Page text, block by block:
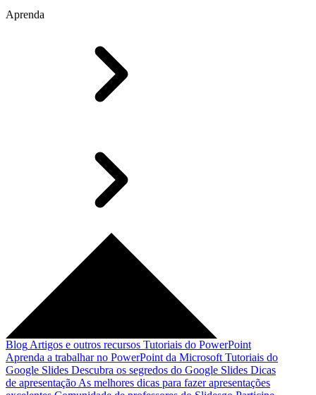
Aprenda
Blog Artigos e outros recursos Tutoriais do PowerPoint
Aprenda a trabalhar no PowerPoint da Microsoft Tutoriais do
Google Slides Descubra os segredos do Google Slides Dicas
de apresentação As melhores dicas para fazer apresentações